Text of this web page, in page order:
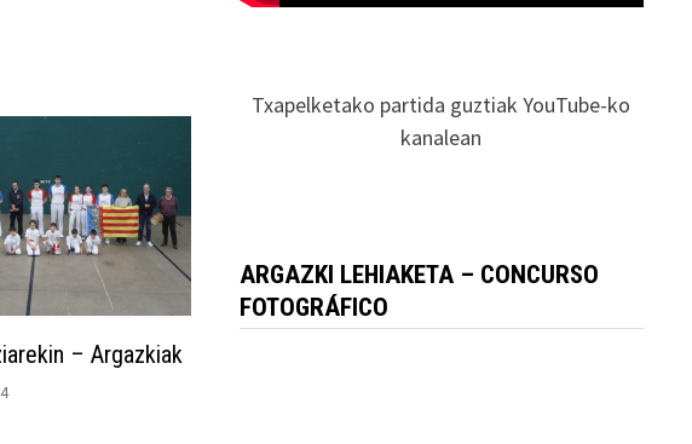
– Argazkiak
Txapelketako partida guztiak YouTube-ko
kanalean
ARGAZKI LEHIAKETA – CONCURSO
FOTOGRÁFICO